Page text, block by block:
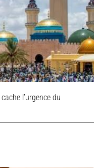
l’urgence du